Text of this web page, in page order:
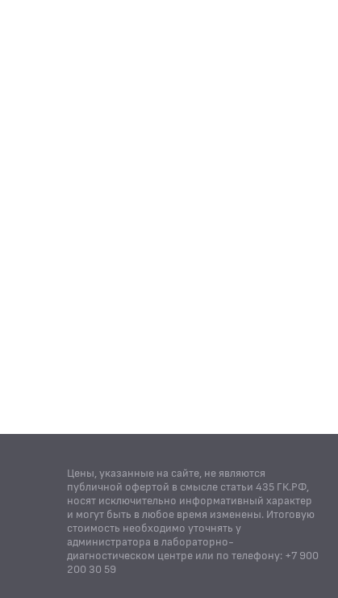
Цены, указанные на сайте, не являются
публичной офертой в смысле статьи 435 ГК.РФ,
носят исключительно информативный характер
и могут быть в любое время изменены. Итоговую
стоимость необходимо уточнять у
администратора в лабораторно-
диагностическом центре или по телефону: +7 900
200 30 59